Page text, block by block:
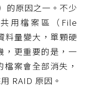
的原因之一。不少
用檔案區（File
料量變大，單顆硬
，更重要的是，一
案會全部消失，
RAID 原因。